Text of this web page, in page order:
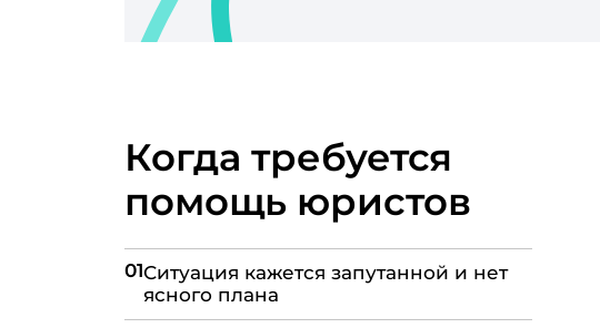
Когда требуется
помощь юристов
01Ситуация кажется запутанной и нет
ясного плана